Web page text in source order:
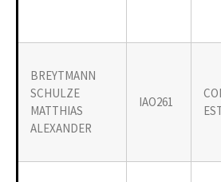
BREYTMANN
SCHULZE
MATTHIAS
ALEXANDER
IAO261